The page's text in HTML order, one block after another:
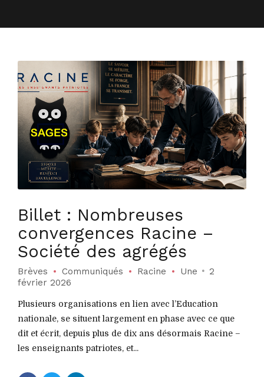
Billet : Nombreuses
convergences Racine –
Société des agrégés
Brèves Communiqués Racine Une
2
février 2026
Plusieurs organisations en lien avec l’Education
nationale, se situent largement en phase avec ce que
dit et écrit, depuis plus de dix ans désormais Racine –
les enseignants patriotes, et...